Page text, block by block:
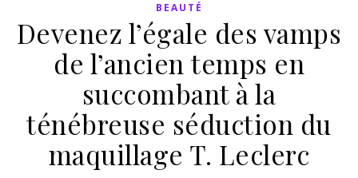
BEAUTÉ
Devenez l’égale des vamps
de l’ancien temps en
succombant à la
ténébreuse séduction du
maquillage T. Leclerc